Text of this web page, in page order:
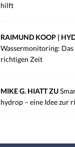
hilft
RAIMUND KOOP |
Wassermonitoring:
richtigen Zeit
MIKE G. HIATT ZU
hydrop – eine Idee zur